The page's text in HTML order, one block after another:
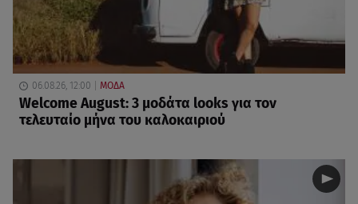
06.08.26, 12:00 ΜΟΔΑ
Welcome August: 3 μοδάτα looks για τον
τελευταίο μήνα του καλοκαιριού